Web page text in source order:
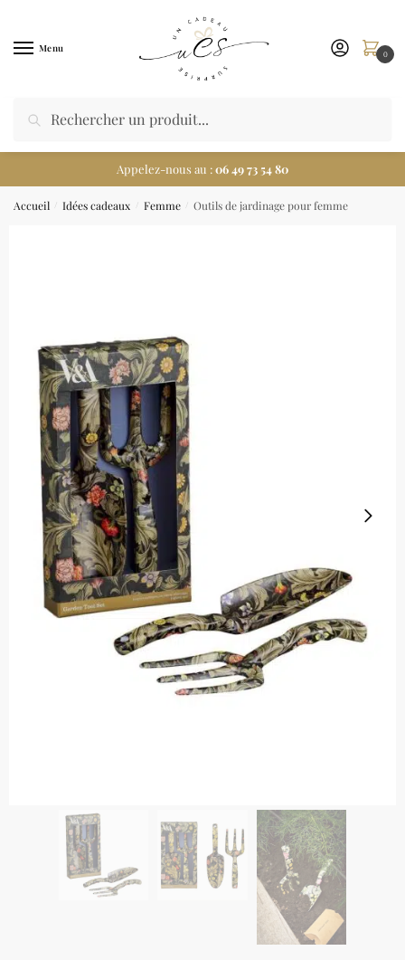
Menu 0
Appelez-nous au :06 49 73 54 80
Accueil Idées cadeaux Femme Outils de jardinage pour femme